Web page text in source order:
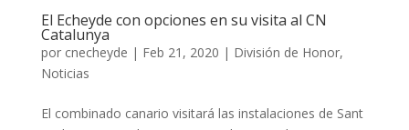
El Echeyde con opciones en su visita al CN
Catalunya
por cnecheyde | Feb 21, 2020 | División de Honor,
Noticias
El combinado canario visitará las instalaciones de Sant